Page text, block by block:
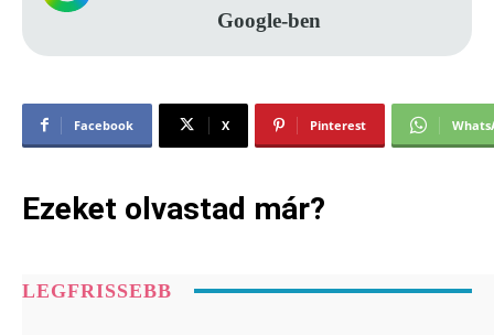
Google-ben
Facebook X Pinterest
Ezeket olvastad már?
LEGFRISSEBB